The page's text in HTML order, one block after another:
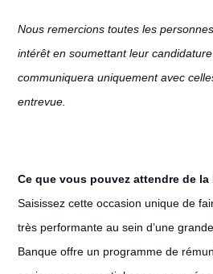
Nous remercions toutes les
intérêt en soumettant leur
communiquera uniquement avec
entrevue.
Ce que vous pouvez attendre de la
Saisissez cette occasion unique de
très performante au sein d’une
Banque offre un programme de